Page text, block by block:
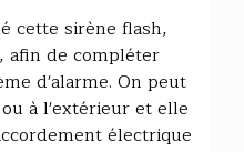
cette sirène flash,
afin de compléter
d'alarme. On peut
à l'extérieur et elle
électrique